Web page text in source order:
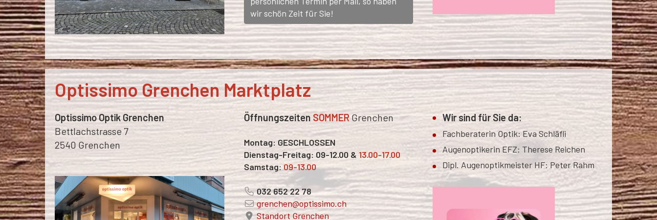
wir schön Zeit für Sie!
Optissimo Grenchen Marktplatz
Optissimo Optik Grenchen
Bettlachstrasse 7
2540 Grenchen
Öffnungszeiten SOMMER Grenchen
Montag: GESCHLOSSEN
Dienstag-Freitag: 09-12.00 & 13.00-17.00
Samstag:09-13.00
032 652 22 78
grenchen@optissimo.ch
Standort Grenchen
Wir sind für Sie da:
Fachberaterin Optik: Eva Schläfli
Augenoptikerin EFZ: Therese Reichen
Dipl. Augenoptikmeister HF: Peter Rahm